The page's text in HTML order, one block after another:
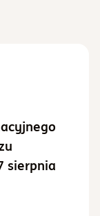
sierpnia